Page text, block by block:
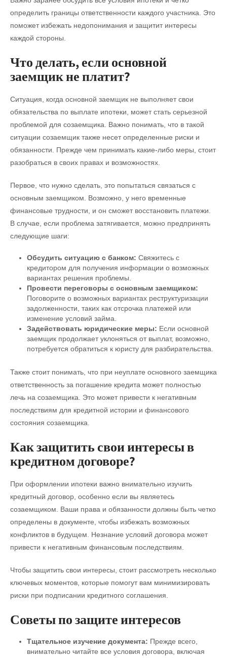
определить границы ответственности каждого участника. Это
поможет избежать недопонимания и защитит интересы
каждой стороны.
Что делать, если основной
заемщик не платит?
Ситуация, когда основной заемщик не выполняет свои
обязательства по выплате ипотеки, может стать серьезной
проблемой для созаемщика. Важно понимать, что в такой
ситуации созаемщик также несет определенные риски и
обязанности. Прежде чем принимать какие-либо меры, стоит
разобраться в своих правах и возможностях.
Первое, что нужно сделать, это попытаться связаться с
основным заемщиком. Возможно, у него временные
финансовые трудности, и он сможет восстановить платежи.
В случае, если проблема затягивается, можно предпринять
следующие шаги:
Обсудить ситуацию с банком: Свяжитесь с
кредитором для получения информации о возможных
вариантах решения проблемы.
Провести переговоры с основным заемщиком:
Поговорите о возможных вариантах реструктуризации
задолженности, таких как отсрочка платежей или
изменение условий займа.
Задействовать юридические меры: Если основной
заемщик продолжает уклоняться от выплат, возможно,
потребуется обратиться к юристу для разбирательства.
Также стоит понимать, что при неуплате основного заемщика
ответственность за погашение кредита может полностью
лечь на созаемщика. Это может привести к негативным
последствиям для кредитной истории и финансового
состояния созаемщика.
Как защитить свои интересы в
кредитном договоре?
При оформлении ипотеки важно внимательно изучить
кредитный договор, особенно если вы являетесь
созаемщиком. Ваши права и обязанности должны быть четко
определены в документе, чтобы избежать возможных
конфликтов в будущем. Незнание условий договора может
привести к негативным финансовым последствиям.
Чтобы защитить свои интересы, стоит рассмотреть несколько
ключевых моментов, которые помогут вам минимизировать
риски при подписании кредитного соглашения.
Советы по защите интересов
Тщательное изучение документа: Прежде всего,
внимательно читайте все условия договора, включая